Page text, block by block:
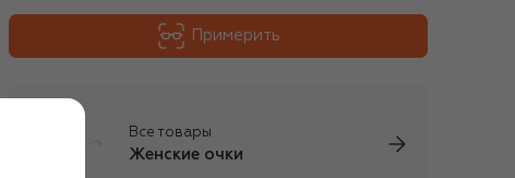
Примерить
Все товары
Женские очки